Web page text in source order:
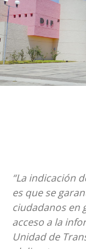
“La indicación
es que se
ciudadanos en
acceso a la
Unidad de